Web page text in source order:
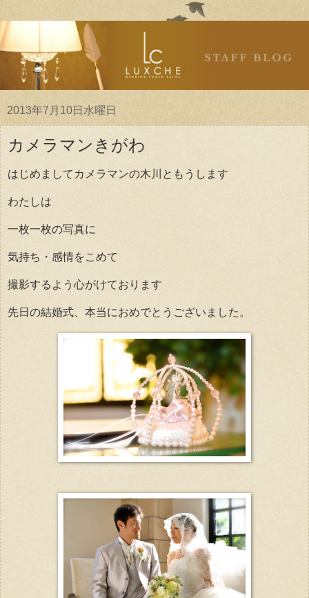
2013年7月10日水曜日
カメラマンきがわ
はじめましてカメラマンの木川ともうします
わたしは
一枚一枚の写真に
気持ち・感情をこめて
撮影するよう心がけております
先日の結婚式、本当におめでとうございました。